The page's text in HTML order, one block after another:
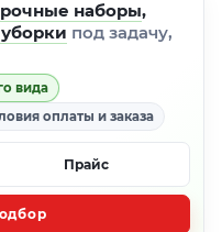
наборы,
под задачу,
вида
оплаты и заказа
Прайс